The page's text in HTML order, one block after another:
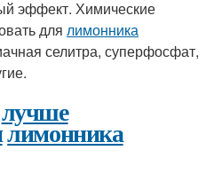
эффект. Химические
для лимонника
селитра, суперфосфат,
лучше
лимонника